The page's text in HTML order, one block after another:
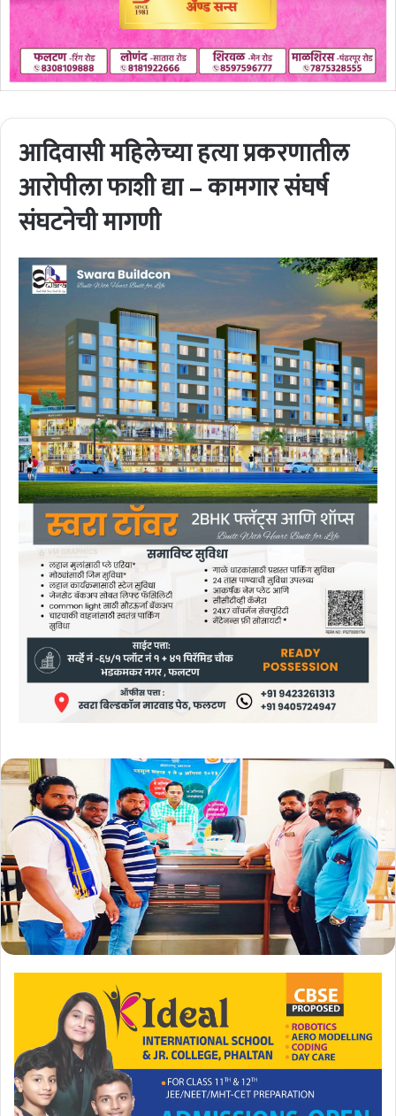
आदिवासी महिलेच्या हत्या प्रकरणातील
आरोपीला फाशी द्या – कामगार संघर्ष
संघटनेची मागणी